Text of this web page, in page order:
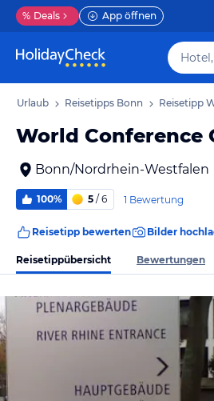
% Deals App öffnen
Urlaub Reisetipps Bonn Reisetipp
World Conference
Bonn/Nordrhein-Westfalen
100% 5 / 6 1 Bewertung
Reisetipp bewerten Bilder
Reisetippübersicht Bewertungen